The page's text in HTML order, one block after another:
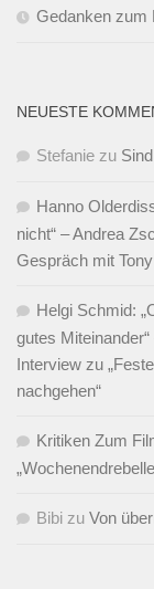
Gedanken zum
NEUESTE
Stefanie zu
Hanno
nicht“ – Andrea
Gespräch mit
Helgi Schmid:
gutes
Interview zu
nachgehen“
Kritiken Zum
Bibi zu Von